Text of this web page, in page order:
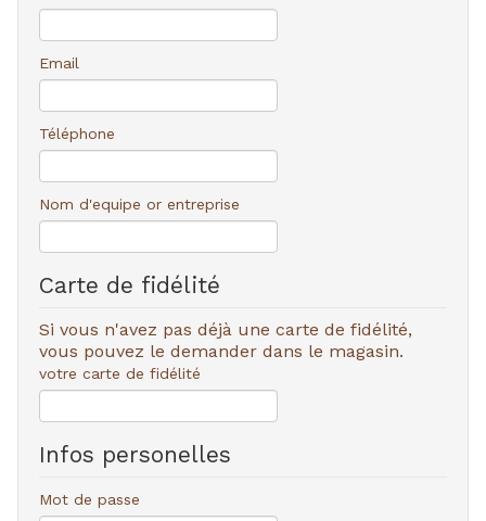
Email
Téléphone
Nom d'equipe or entreprise
Carte de fidélité
Si vous n'avez pas déjà une carte de fidélité,
vous pouvez le demander dans le magasin.
votre carte de fidélité
Infos personelles
Mot de passe